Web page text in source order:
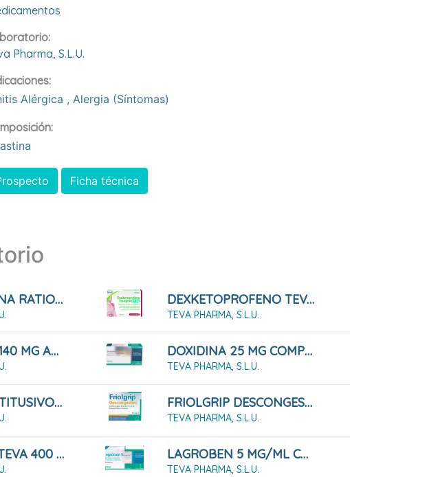
Pharma, S.l.u.
Alérgica , Alergia (síntomas)
Ficha técnica
DESLORATADINA RATIOPHARM 5 MG COMPRIMIDOS RECUBIERTOS CON PELICULA EFG DEXKETOPROFENO TEVAGEN 25 MG COMPRIMIDOS RECUBIERTOS CON PELÍCULA EFG 10 COMPRIMIDOS
TEVA PHARMA, S.L.U.
DICLODOLOR 140 MG APOSITOS ADHESIVOS MEDICAMENTOSOS 5 Apósitos DOXIDINA 25 MG COMPRIMIDOS RECUBIERTOS CON PELICULA, 14 COMPRIMIDOS
TEVA PHARMA, S.L.U.
FRIOLGRIP ANTITUSIVO POLVO PARA SOLUCION ORAL , 10 Sobres FRIOLGRIP DESCONGESTIVO POLVO PARA SOLUCIÓN ORAL , 10 Sobres
TEVA PHARMA, S.L.U.
IBUPROFENO TEVA 400 MG CÁPSULAS BLANDAS, 20 CÁPSULAS LAGROBEN 5 MG/ML COLIRIO EN SOLUCION EN ENVASE UNIDOSIS , 30 Envases De 0,4 Ml
TEVA PHARMA, S.L.U.